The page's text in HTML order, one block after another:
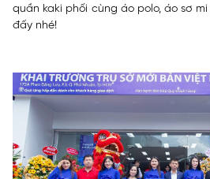
quần kaki phối cùng áo polo, áo sơ
đấy nhé!